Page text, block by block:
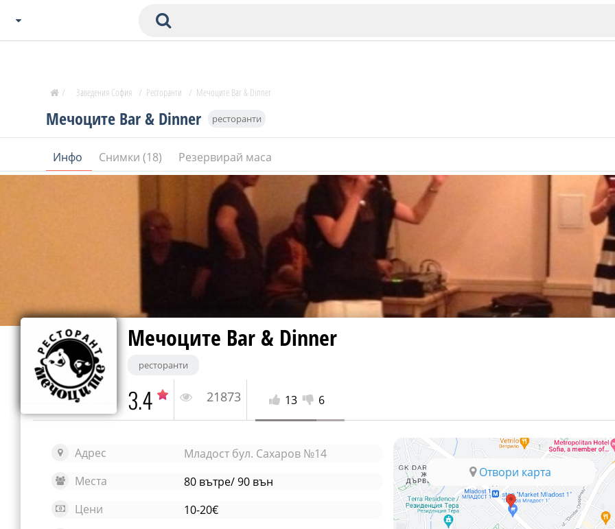
Пловдив
Бургас
СОФИЯ
Пловдив
В. Търново
Банско
Мечоците Bar & Dinner ресторанти
Инфо Снимки (18) Резервирай маса
/ Заведения София / Ресторанти / Мечоците Bar & Dinner
Мечоците Bar & Dinner
ресторанти
3.4 21873 13 6
Адрес
Младост бул. Сахаров №14
Места
80 вътре/ 90 вън
Цени
10-20€
Отвори карта